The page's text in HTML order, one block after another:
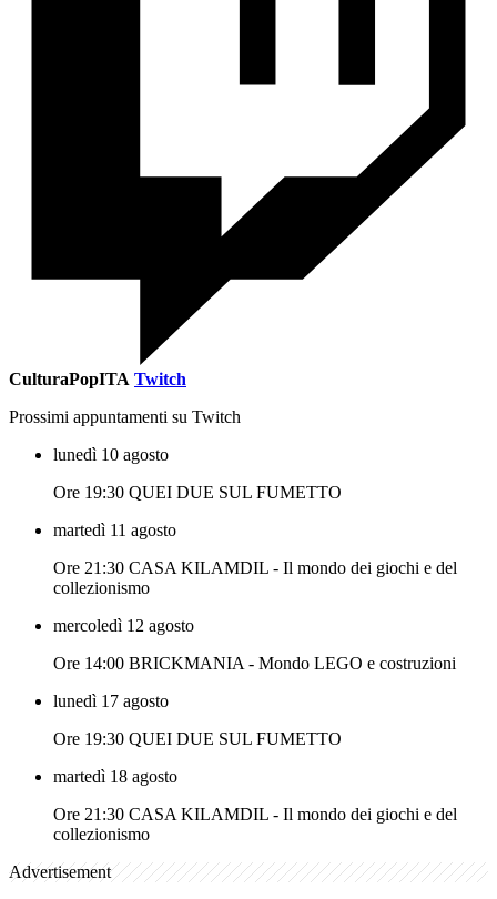
CulturaPopITA Twitch
Prossimi appuntamenti su Twitch
lunedì 10 agosto
Ore 19:30 QUEI DUE SUL FUMETTO
martedì 11 agosto
Ore 21:30 CASA KILAMDIL - Il mondo dei giochi e del
collezionismo
mercoledì 12 agosto
Ore 14:00 BRICKMANIA - Mondo LEGO e costruzioni
lunedì 17 agosto
Ore 19:30 QUEI DUE SUL FUMETTO
martedì 18 agosto
Ore 21:30 CASA KILAMDIL - Il mondo dei giochi e del
collezionismo
Advertisement